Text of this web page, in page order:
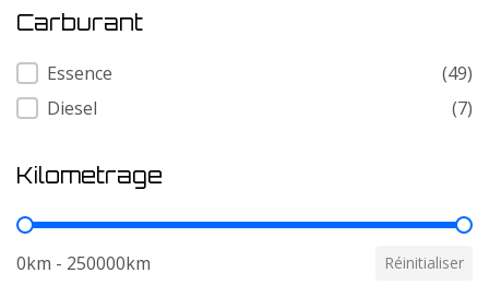
Carburant
Carburant
Essence
(49)
Diesel
(7)
Kilometrage
Kilometrage
0km - 250000km Réinitialiser